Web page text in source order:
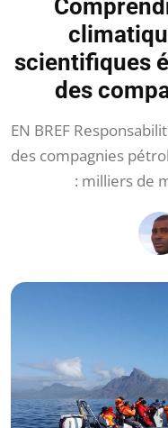
scientifiques
des
EN BREF
des compagnies
: milliers de